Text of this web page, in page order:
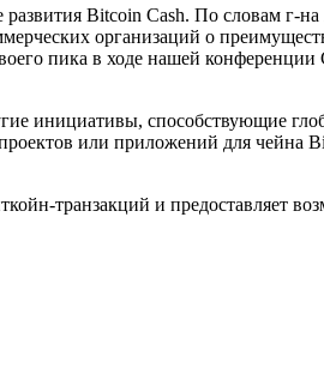
Bitcoin Cash. По словам
организаций о
пика в ходе нашей
инициативы, способствующие
или приложений для чейна
транзакций и предоставляет